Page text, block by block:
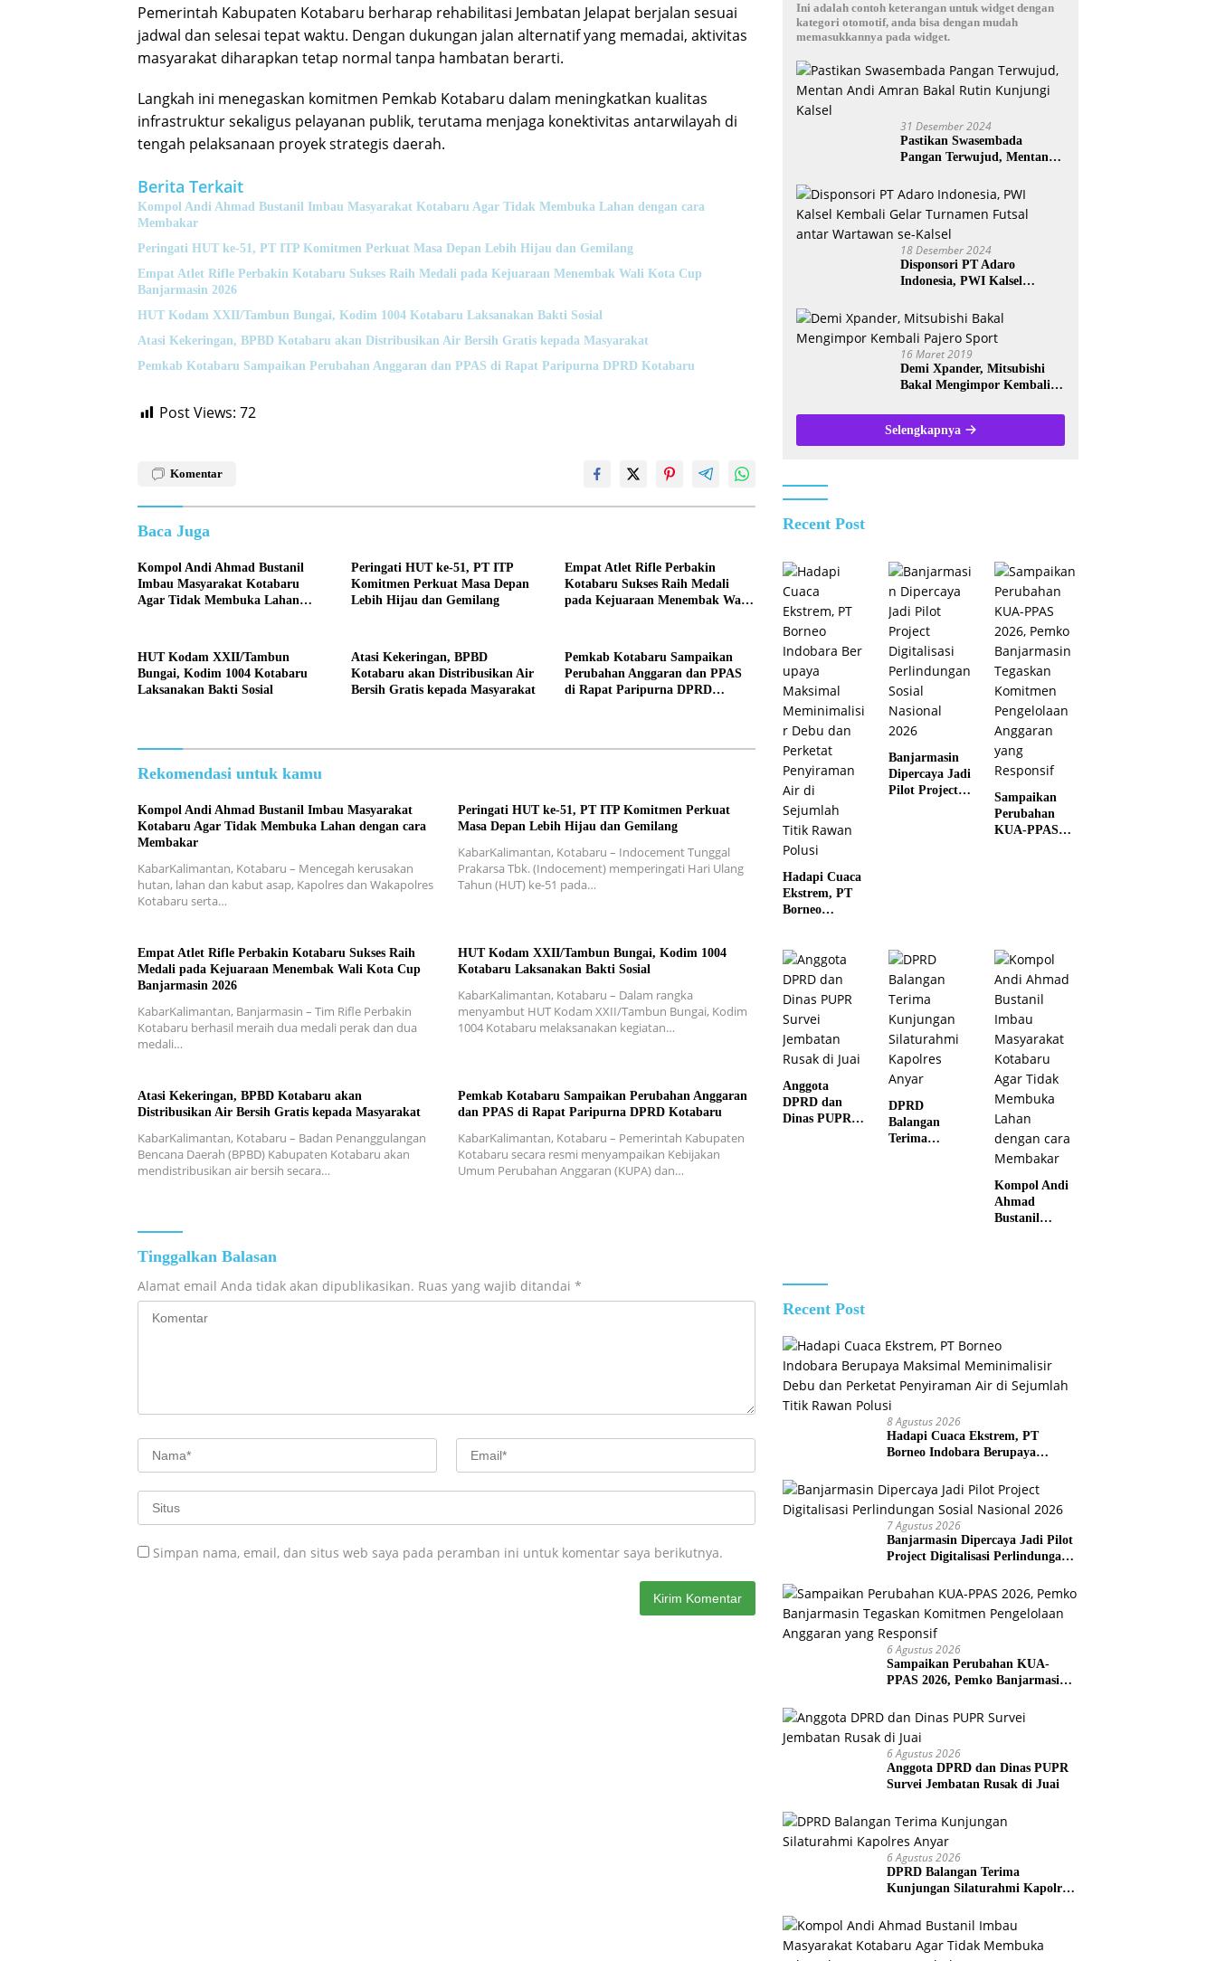
Pemerintah Kabupaten Kotabaru berharap rehabilitasi Jembatan Jelapat berjalan sesuai
jadwal dan selesai tepat waktu. Dengan dukungan jalan alternatif yang memadai, aktivitas
masyarakat diharapkan tetap normal tanpa hambatan berarti.
Langkah ini menegaskan komitmen Pemkab Kotabaru dalam meningkatkan kualitas
infrastruktur sekaligus pelayanan publik, terutama menjaga konektivitas antarwilayah di
tengah pelaksanaan proyek strategis daerah.
Berita Terkait
Kompol Andi Ahmad Bustanil Imbau Masyarakat Kotabaru Agar Tidak Membuka Lahan dengan cara
Membakar
Peringati HUT ke-51, PT ITP Komitmen Perkuat Masa Depan Lebih Hijau dan Gemilang
Empat Atlet Rifle Perbakin Kotabaru Sukses Raih Medali pada Kejuaraan Menembak Wali Kota Cup
Banjarmasin 2026
HUT Kodam XXII/Tambun Bungai, Kodim 1004 Kotabaru Laksanakan Bakti Sosial
Atasi Kekeringan, BPBD Kotabaru akan Distribusikan Air Bersih Gratis kepada Masyarakat
Pemkab Kotabaru Sampaikan Perubahan Anggaran dan PPAS di Rapat Paripurna DPRD Kotabaru
Post Views: 72
Komentar
Baca Juga
Kompol Andi Ahmad Bustanil
Imbau Masyarakat Kotabaru
Agar Tidak Membuka Lahan
Peringati HUT ke-51, PT ITP
Komitmen Perkuat Masa Depan
Lebih Hijau dan Gemilang
Empat Atlet Rifle Perbakin
Kotabaru Sukses Raih Medali
pada Kejuaraan Menembak Wali
HUT Kodam XXII/Tambun
Bungai, Kodim 1004 Kotabaru
Laksanakan Bakti Sosial
Atasi Kekeringan, BPBD
Kotabaru akan Distribusikan Air
Bersih Gratis kepada Masyarakat
Pemkab Kotabaru Sampaikan
Perubahan Anggaran dan PPAS
di Rapat Paripurna DPRD
Rekomendasi untuk kamu
Kompol Andi Ahmad Bustanil Imbau Masyarakat
Kotabaru Agar Tidak Membuka Lahan dengan cara
Membakar
KabarKalimantan, Kotabaru – Mencegah kerusakan
hutan, lahan dan kabut asap, Kapolres dan Wakapolres
Kotabaru serta…
Peringati HUT ke-51, PT ITP Komitmen Perkuat
Masa Depan Lebih Hijau dan Gemilang
KabarKalimantan, Kotabaru – Indocement Tunggal
Prakarsa Tbk. (Indocement) memperingati Hari Ulang
Tahun (HUT) ke-51 pada…
Empat Atlet Rifle Perbakin Kotabaru Sukses Raih
Medali pada Kejuaraan Menembak Wali Kota Cup
Banjarmasin 2026
KabarKalimantan, Banjarmasin – Tim Rifle Perbakin
Kotabaru berhasil meraih dua medali perak dan dua
medali…
HUT Kodam XXII/Tambun Bungai, Kodim 1004
Kotabaru Laksanakan Bakti Sosial
KabarKalimantan, Kotabaru – Dalam rangka
menyambut HUT Kodam XXII/Tambun Bungai, Kodim
1004 Kotabaru melaksanakan kegiatan…
Atasi Kekeringan, BPBD Kotabaru akan
Distribusikan Air Bersih Gratis kepada Masyarakat
KabarKalimantan, Kotabaru – Badan Penanggulangan
Bencana Daerah (BPBD) Kabupaten Kotabaru akan
mendistribusikan air bersih secara…
Pemkab Kotabaru Sampaikan Perubahan Anggaran
dan PPAS di Rapat Paripurna DPRD Kotabaru
KabarKalimantan, Kotabaru – Pemerintah Kabupaten
Kotabaru secara resmi menyampaikan Kebijakan
Umum Perubahan Anggaran (KUPA) dan…
Tinggalkan Balasan
Alamat email Anda tidak akan dipublikasikan. Ruas yang wajib ditandai *
Simpan nama, email, dan situs web saya pada peramban ini untuk komentar saya berikutnya.
Ini adalah contoh keterangan untuk widget dengan
kategori otomotif, anda bisa dengan mudah
memasukkannya pada widget.
31 Desember 2024
Pastikan Swasembada
Pangan Terwujud, Mentan
Kunjungi Kalsel
18 Desember 2024
Disponsori PT Adaro
Indonesia, PWI Kalsel
Futsal antar Wartawan se-
Kalsel
16 Maret 2019
Demi Xpander, Mitsubishi
Bakal Mengimpor Kembali
Selengkapnya
Recent Post
Hadapi Cuaca
Ekstrem, PT
Borneo
Maksimal
Meminimalisir
Debu dan
Perketat
Penyiraman
Air di
Sejumlah Titik
Banjarmasin
Dipercaya Jadi
Pilot Project
Sampaikan
Perubahan
KUA-PPAS
Anggota
DPRD dan
Dinas PUPR
DPRD
Balangan
Terima
Kompol Andi
Ahmad
Bustanil
Membakar
Recent Post
8 Agustus 2026
Hadapi Cuaca Ekstrem, PT
Borneo Indobara Berupaya
dan Perketat Penyiraman Air di
Sejumlah Titik Rawan Polusi
7 Agustus 2026
Banjarmasin Dipercaya Jadi Pilot
Project Digitalisasi Perlindungan
6 Agustus 2026
Sampaikan Perubahan KUA-
PPAS 2026, Pemko Banjarmasin
Anggaran yang Responsif
6 Agustus 2026
Anggota DPRD dan Dinas PUPR
Survei Jembatan Rusak di Juai
6 Agustus 2026
DPRD Balangan Terima
Kunjungan Silaturahmi Kapolres